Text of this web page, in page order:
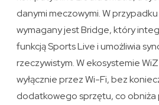
danymi meczowymi. W
wymagany jest Bridge, który
funkcją Sports Live i umożliwia
rzeczywistym. W ekosystemie
wyłącznie przez Wi-Fi, bez
dodatkowego sprzętu, co obniża